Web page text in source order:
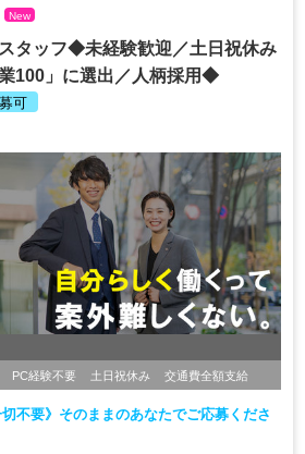
New
タッフ◆未経験歓迎／土日祝休み
100」に選出／人柄採用◆
可
PC経験不要 土日祝休み 交通費全額支給
切不要》そのままのあなたでご応募くださ